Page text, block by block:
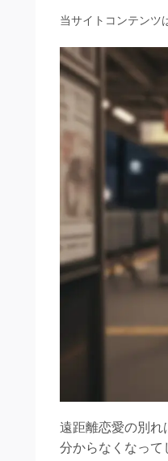
当サイトコンテンツ
遠距離恋愛の別れ
分からなくなって